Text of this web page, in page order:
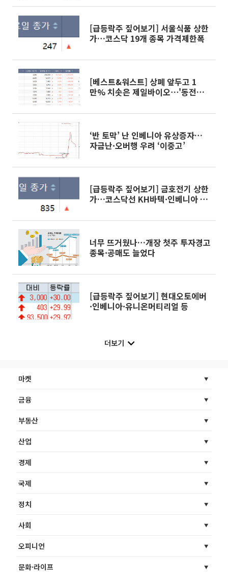
[급등락주 짚어보기] 서울식품 상한
가…코스닥 19개 종목 가격제한폭
[베스트&워스트] 상폐 앞두고 1
만% 치솟은 제일바이오⋯'동전주’
‘반 토막’ 난 인베니아 유상증자…
자금난·오버행 우려 ‘이중고’
[급등락주 짚어보기] 금호전기 상한
가…코스닥선 KH바텍·인베니아 등
너무 뜨거웠나…개장 첫주 투자경고
종목·공매도 늘었다
[급등락주 짚어보기] 현대오토에버
·인베니아·유니온머티리얼 등
더보기
마켓
금융
부동산
산업
경제
국제
정치
사회
오피니언
문화·라이프